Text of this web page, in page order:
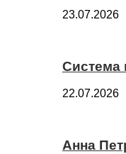
23.07.2026
Система
22.07.2026
Анна